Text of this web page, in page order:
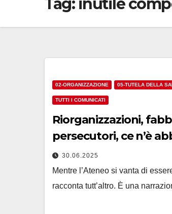
Tag: inutile
02-ORGANIZZAZIONE 05-TUTELA DELLA
TUTTI I COMUNICATI
Riorganizzazioni,
persecutori, ce n’è
30.06.2025
Mentre l’Ateneo si vanta di
racconta tutt’altro. È una